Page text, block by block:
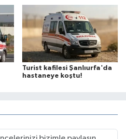
Turist kafilesi Şanlıurfa'da
hastaneye koştu!